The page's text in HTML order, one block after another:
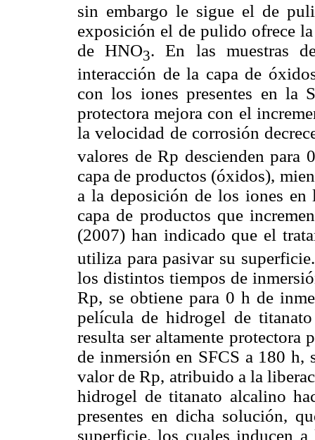
sin embargo le sigue el de
exposición el de pulido ofrece
de HNO3. En las muestras
interacción de la capa de
con los iones presentes en la
protectora mejora con el
la velocidad de corrosión
valores de Rp descienden
capa de productos (óxidos),
a la deposición de los iones en
capa de productos que
(2007) han indicado que el
utiliza para pasivar su
los distintos tiempos de
Rp, se obtiene para 0 h de
película de hidrogel de
resulta ser altamente protectora
de inmersión en SFCS a 180 h,
valor de Rp, atribuido a la
hidrogel de titanato alcalino
presentes en dicha solución,
superficie, los cuales inducen